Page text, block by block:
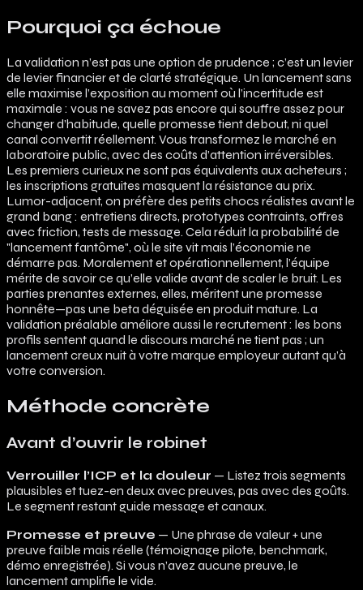
Pourquoi ça échoue
La validation n’est pas une option de prudence ; c’est un levier
de levier financier et de clarté stratégique. Un lancement sans
elle maximise l’exposition au moment où l’incertitude est
maximale : vous ne savez pas encore qui souffre assez pour
changer d’habitude, quelle promesse tient debout, ni quel
canal convertit réellement. Vous transformez le marché en
laboratoire public, avec des coûts d’attention irréversibles.
Les premiers curieux ne sont pas équivalents aux acheteurs ;
les inscriptions gratuites masquent la résistance au prix.
Lumor-adjacent, on préfère des petits chocs réalistes avant le
grand bang : entretiens directs, prototypes contraints, offres
avec friction, tests de message. Cela réduit la probabilité de
"lancement fantôme", où le site vit mais l’économie ne
démarre pas. Moralement et opérationnellement, l’équipe
mérite de savoir ce qu’elle valide avant de scaler le bruit. Les
parties prenantes externes, elles, méritent une promesse
honnête—pas une beta déguisée en produit mature. La
validation préalable améliore aussi le recrutement : les bons
profils sentent quand le discours marché ne tient pas ; un
lancement creux nuit à votre marque employeur autant qu’à
votre conversion.
Méthode concrète
Avant d’ouvrir le robinet
Verrouiller l’ICP et la douleur — Listez trois segments
plausibles et tuez-en deux avec preuves, pas avec des goûts.
Le segment restant guide message et canaux.
Promesse et preuve — Une phrase de valeur + une
preuve faible mais réelle (témoignage pilote, benchmark,
démo enregistrée). Si vous n’avez aucune preuve, le
lancement amplifie le vide.